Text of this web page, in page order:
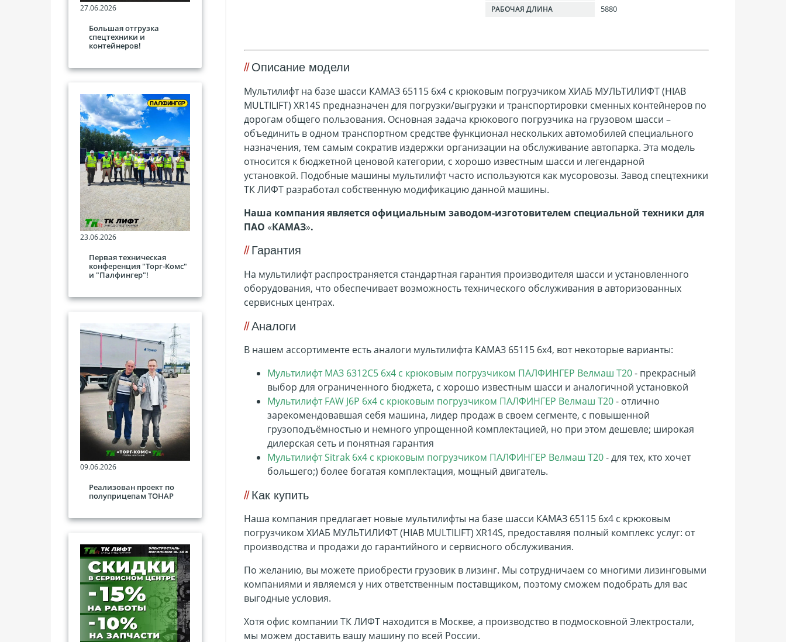
27.06.2026
Большая отгрузка
спецтехники и
контейнеров!
23.06.2026
Первая техническая
конференция "Торг-Комс"
и "Палфингер"!
09.06.2026
Реализован проект по
полуприцепам ТОНАР
РАБОЧАЯ ДЛИНА 5880
Описание модели
Мультилифт на базе шасси КАМАЗ 65115 6х4 с крюковым погрузчиком ХИАБ МУЛЬТИЛИФТ (HIAB
MULTILIFT) XR14S предназначен для погрузки/выгрузки и транспортировки сменных контейнеров по
дорогам общего пользования. Основная задача крюкового погрузчика на грузовом шасси –
объединить в одном транспортном средстве функционал нескольких автомобилей специального
назначения, тем самым сократив издержки организации на обслуживание автопарка. Эта модель
относится к бюджетной ценовой категории, с хорошо известным шасси и легендарной
установкой. Подобные машины мультилифт часто используются как мусоровозы. Завод спецтехники
ТК ЛИФТ разработал собственную модификацию данной машины.
Наша компания является официальным заводом-изготовителем специальной техники для
ПАО «КАМАЗ».
Гарантия
На мультилифт распространяется стандартная гарантия производителя шасси и установленного
оборудования, что обеспечивает возможность технического обслуживания в авторизованных
сервисных центрах.
Аналоги
В нашем ассортименте есть аналоги мультилифта КАМАЗ 65115 6х4, вот некоторые варианты:
Мультилифт МАЗ 6312C5 6х4 с крюковым погрузчиком ПАЛФИНГЕР Велмаш Т20- прекрасный
выбор для ограниченного бюджета, с хорошо известным шасси и аналогичной установкой
Мультилифт FAW J6P 6х4 с крюковым погрузчиком ПАЛФИНГЕР Велмаш Т20- отлично
зарекомендовавшая себя машина, лидер продаж в своем сегменте, с повышенной
грузоподъёмностью и немного упрощенной комплектацией, но при этом дешевле; широкая
дилерская сеть и понятная гарантия
Мультилифт Sitrak 6х4 с крюковым погрузчиком ПАЛФИНГЕР Велмаш Т20- для тех, кто хочет
большего;) более богатая комплектация, мощный двигатель.
Как купить
Наша компания предлагает новые мультилифты на базе шасси КАМАЗ 65115 6х4 с крюковым
погрузчиком ХИАБ МУЛЬТИЛИФТ (HIAB MULTILIFT) XR14S, предоставляя полный комплекс услуг: от
производства и продажи до гарантийного и сервисного обслуживания.
По желанию, вы можете приобрести грузовик в лизинг. Мы сотрудничаем со многими лизинговыми
компаниями и являемся у них ответственным поставщиком, поэтому сможем подобрать для вас
выгодные условия.
Хотя офис компании ТК ЛИФТ находится в Москве, а производство в подмосковной Электростали,
мы можем доставить вашу машину по всей России.